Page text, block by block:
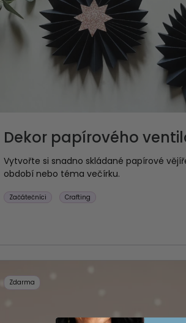
Dekor papírového
Vytvořte si snadno skládané papírové
období nebo téma večírku.
Začátečníci Crafting
Zdarma